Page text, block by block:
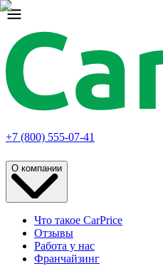
+7 (800) 555-07-41
О компании
Что такое CarPrice
Отзывы
Работа у нас
Франчайзинг